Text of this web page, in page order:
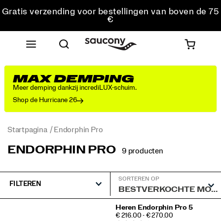
Gratis verzending voor bestellingen van boven de 75
€
Gratis retourzending voor alle bestellingen
Krijg 10% korting op je eerste bestelling
MAX DEMPING
Meer demping dankzij incrediLUX-schuim.
Shop de Hurricane 26
Startpagina Endorphin Pro
ENDORPHIN PRO 9 producten
FILTEREN
SORTEREN OP
Heren Endorphin Pro 5
PRICE
€ 216.00 - € 270.00